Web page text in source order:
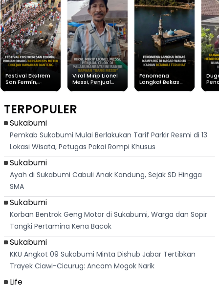
Festival Ekstrem
San Fermín,
Banteng
Viral Mirip Lionel
Messi, Penjual
"Bang Messi"
Fenomena
Langka! Bekas
TERPOPULER
Sukabumi
Pemkab Sukabumi Mulai Berlakukan Tarif Parkir Resmi di 13
Lokasi Wisata, Petugas Pakai Rompi Khusus
Sukabumi
Ayah di Sukabumi Cabuli Anak Kandung, Sejak SD Hingga
SMA
Sukabumi
Korban Bentrok Geng Motor di Sukabumi, Warga dan Sopir
Tangki Pertamina Kena Bacok
Sukabumi
KKU Angkot 09 Sukabumi Minta Dishub Jabar Tertibkan
Trayek Ciawi-Cicurug: Ancam Mogok Narik
Life